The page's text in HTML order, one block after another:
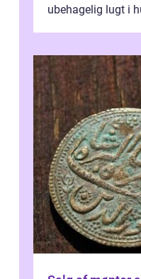
ubehagelig lugt i